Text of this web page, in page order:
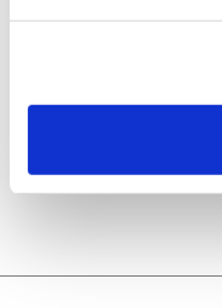
Natureza e